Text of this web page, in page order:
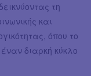
τη
και
όπου το
διαρκή κύκλο